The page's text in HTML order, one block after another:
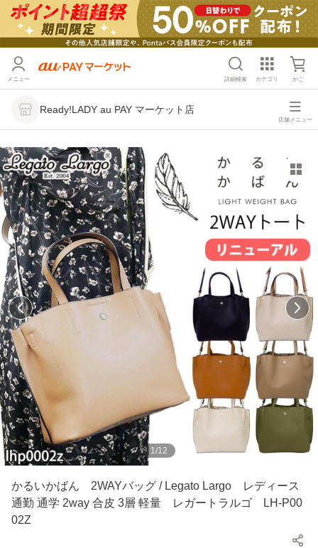
メニュー 詳細検索 カテゴリ かご
Ready!LADY au PAY マーケット店
店舗メニュー
1/12
かるいかばん 2WAYバッグ / Legato Largo レディース
通勤 通学 2way 合皮 3層 軽量 レガートラルゴ LH-P00
02Z